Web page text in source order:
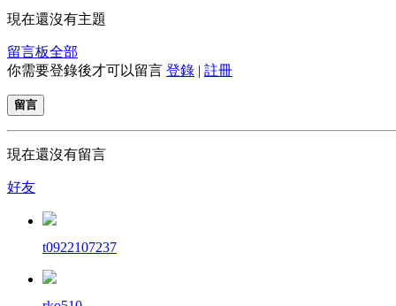
現在還沒有主題
留言板全部
你需要登錄後才可以留言 登錄 | 註冊
留言
現在還沒有留言
好友
t0922107237